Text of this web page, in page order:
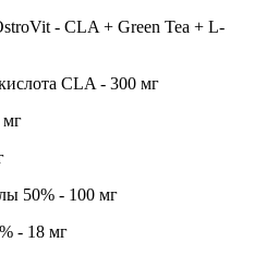
- CLA + Green Tea + L-
CLA - 300 мг
50% - 100 мг
- 18 мг